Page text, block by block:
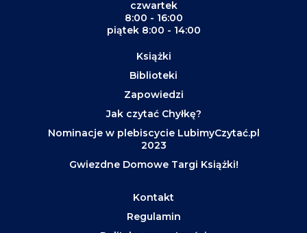
czwartek
8:00 - 16:00
piątek 8:00 - 14:00
Książki
Biblioteki
Zapowiedzi
Jak czytać Chyłkę?
Nominacje w plebiscycie LubimyCzytać.pl
2023
Gwiezdne Domowe Targi Książki!
Kontakt
Regulamin